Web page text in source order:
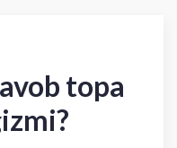
topa